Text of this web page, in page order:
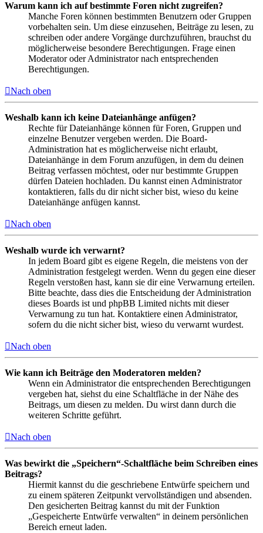
Warum kann ich auf bestimmte Foren nicht zugreifen?
Manche Foren können bestimmten Benutzern oder Gruppen
vorbehalten sein. Um diese einzusehen, Beiträge zu lesen, zu
schreiben oder andere Vorgänge durchzuführen, brauchst du
möglicherweise besondere Berechtigungen. Frage einen
Moderator oder Administrator nach entsprechenden
Berechtigungen.
Nach oben
Weshalb kann ich keine Dateianhänge anfügen?
Rechte für Dateianhänge können für Foren, Gruppen und
einzelne Benutzer vergeben werden. Die Board-
Administration hat es möglicherweise nicht erlaubt,
Dateianhänge in dem Forum anzufügen, in dem du deinen
Beitrag verfassen möchtest, oder nur bestimmte Gruppen
dürfen Dateien hochladen. Du kannst einen Administrator
kontaktieren, falls du dir nicht sicher bist, wieso du keine
Dateianhänge anfügen kannst.
Nach oben
Weshalb wurde ich verwarnt?
In jedem Board gibt es eigene Regeln, die meistens von der
Administration festgelegt werden. Wenn du gegen eine dieser
Regeln verstoßen hast, kann sie dir eine Verwarnung erteilen.
Bitte beachte, dass dies die Entscheidung der Administration
dieses Boards ist und phpBB Limited nichts mit dieser
Verwarnung zu tun hat. Kontaktiere einen Administrator,
sofern du die nicht sicher bist, wieso du verwarnt wurdest.
Nach oben
Wie kann ich Beiträge den Moderatoren melden?
Wenn ein Administrator die entsprechenden Berechtigungen
vergeben hat, siehst du eine Schaltfläche in der Nähe des
Beitrags, um diesen zu melden. Du wirst dann durch die
weiteren Schritte geführt.
Nach oben
Was bewirkt die „Speichern“-Schaltfläche beim Schreiben eines
Beitrags?
Hiermit kannst du die geschriebene Entwürfe speichern und
zu einem späteren Zeitpunkt vervollständigen und absenden.
Den gesicherten Beitrag kannst du mit der Funktion
„Gespeicherte Entwürfe verwalten“ in deinem persönlichen
Bereich erneut laden.